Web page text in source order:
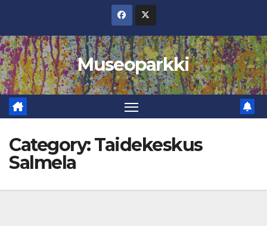
content
Museoparkki
Category:Taidekeskus
Salmela